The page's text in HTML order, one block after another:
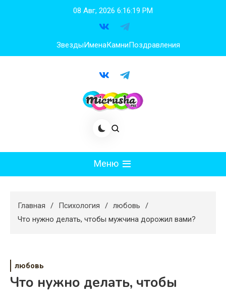
08 Авг, 2026 6:16:20 PM
ЗвездыИменаКамниПоздравления
Меню
Худеем
Главная Психология
любовь
Что нужно делать, чтобы мужчина дорожил вами?
любовь
Что нужно делать, чтобы